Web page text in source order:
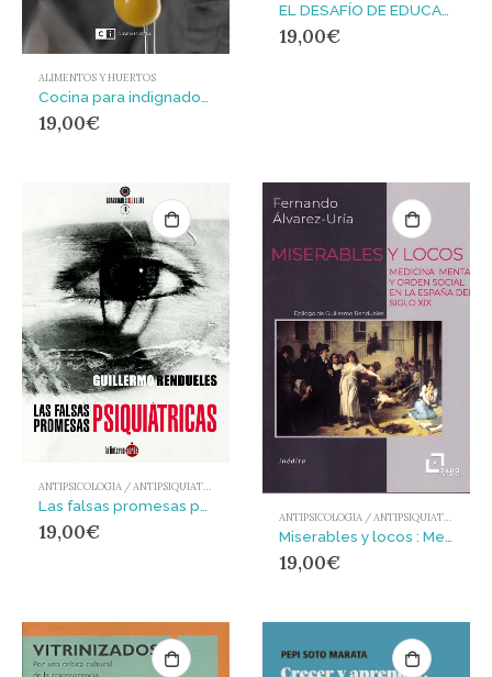
ALIMENTOS Y HUERTOS
19,00€
EL DESAFÍO DE EDUCAR EN UN MUNDO INCIERTO : IDEAS PARA LA CONSTRUCCIÓN COLECTIVA DE UN PROYECTO EDUCATIVO TRANSFORMADOR
19,00€
ANTIPSICOLOGIA / ANTIPSIQUIATRIA
Las falsas promesas psiquiátricas
19,00€
ANTIPSICOLOGIA / ANTIPSIQUIATRIA
19,00€